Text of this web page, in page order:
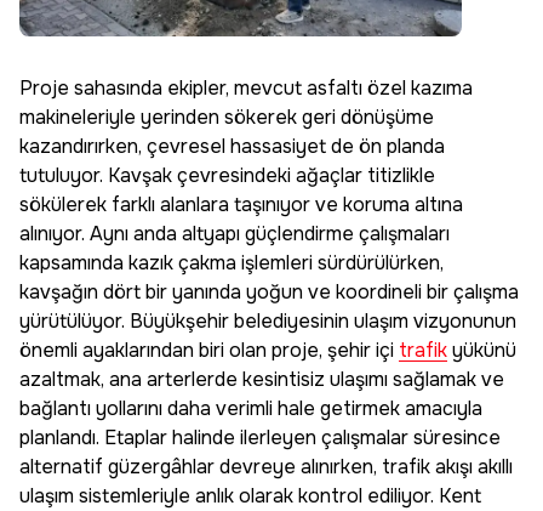
Proje sahasında ekipler, mevcut asfaltı özel kazıma
makineleriyle yerinden sökerek geri dönüşüme
kazandırırken, çevresel hassasiyet de ön planda
tutuluyor. Kavşak çevresindeki ağaçlar titizlikle
sökülerek farklı alanlara taşınıyor ve koruma altına
alınıyor. Aynı anda altyapı güçlendirme çalışmaları
kapsamında kazık çakma işlemleri sürdürülürken,
kavşağın dört bir yanında yoğun ve koordineli bir çalışma
yürütülüyor. Büyükşehir belediyesinin ulaşım vizyonunun
önemli ayaklarından biri olan proje, şehir içi trafikyükünü
azaltmak, ana arterlerde kesintisiz ulaşımı sağlamak ve
bağlantı yollarını daha verimli hale getirmek amacıyla
planlandı. Etaplar halinde ilerleyen çalışmalar süresince
alternatif güzergâhlar devreye alınırken, trafik akışı akıllı
ulaşım sistemleriyle anlık olarak kontrol ediliyor. Kent